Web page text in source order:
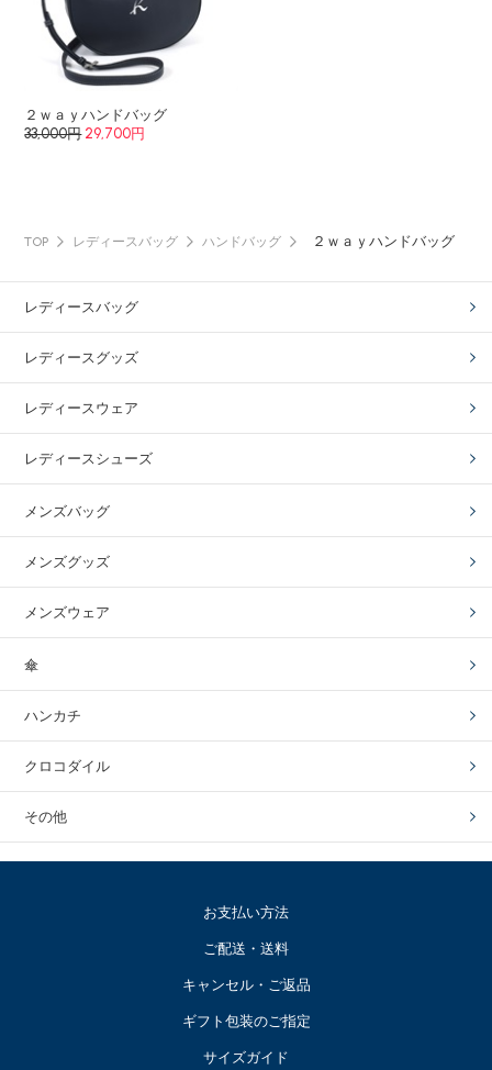
２ｗａｙハンドバッグ
33,000円 29,700円
TOP レディースバッグ ハンドバッグ ２ｗａｙハンドバッグ
レディースバッグ
レディースグッズ
レディースウェア
レディースシューズ
メンズバッグ
メンズグッズ
メンズウェア
傘
ハンカチ
クロコダイル
その他
お支払い方法
ご配送・送料
キャンセル・ご返品
ギフト包装のご指定
サイズガイド